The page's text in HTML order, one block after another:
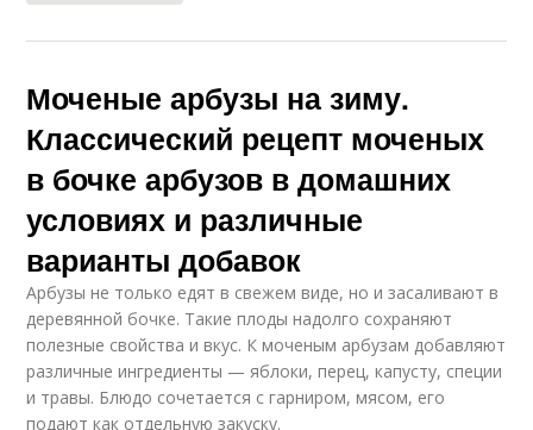
Моченые арбузы на зиму.
Классический рецепт моченых
в бочке арбузов в домашних
условиях и различные
варианты добавок
Арбузы не только едят в свежем виде, но и засаливают в
деревянной бочке. Такие плоды надолго сохраняют
полезные свойства и вкус. К моченым арбузам добавляют
различные ингредиенты — яблоки, перец, капусту, специи
и травы. Блюдо сочетается с гарниром, мясом, его
подают как отдельную закуску.